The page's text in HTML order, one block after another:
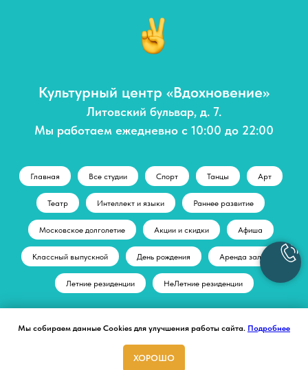
Мы собираем данные Cookies для улучшения работы сайта. Подробнее
ХОРОШО
Культурный центр «Вдохновение»
Литовский бульвар, д. 7.
Мы работаем ежедневно с 10:00 до 22:00
Главная Все студии Спорт Танцы Арт
Театр Интеллект и языки Раннее развитие
Московское долголетие Акции и скидки Афиша
Классный выпускной День рождения Аренда залов
Летние резиденции НеЛетние резиденции
© Культурный центр "Вдохновение"
+ 7 (495) 197-71-70